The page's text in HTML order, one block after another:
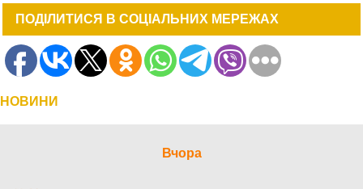
ПОДІЛИТИСЯ В СОЦІАЛЬНИХ МЕРЕЖАХ
НОВИНИ
Вчора